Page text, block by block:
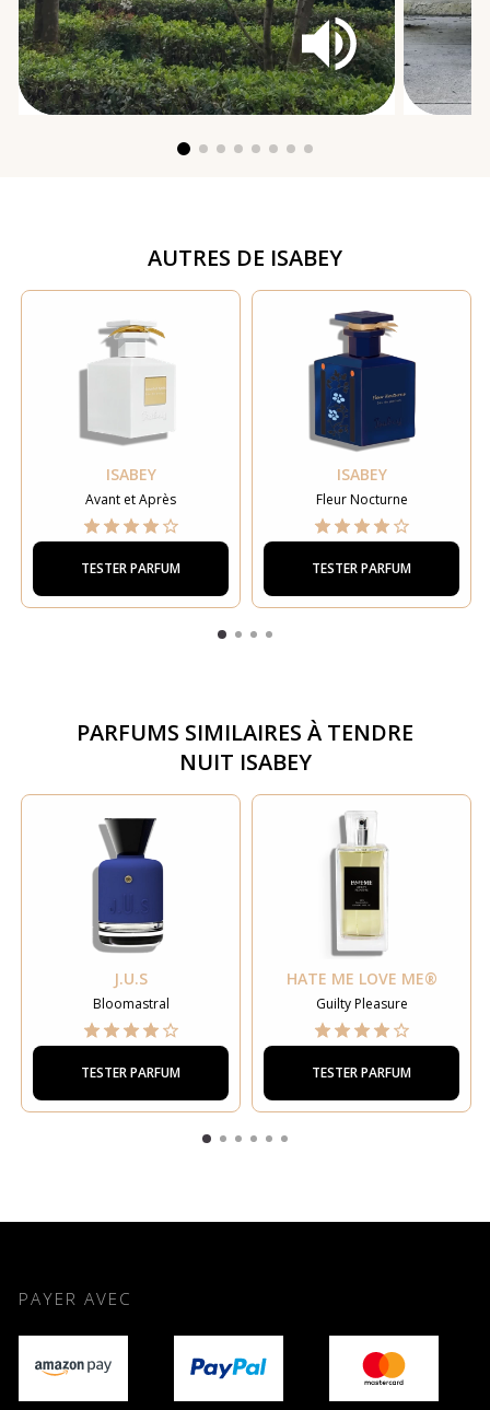
AUTRES DE ISABEY
ISABEY
Avant et Après
TESTER PARFUM
ISABEY
Fleur Nocturne
TESTER PARFUM
PARFUMS SIMILAIRES À TENDRE
NUIT ISABEY
J.U.S
Bloomastral
TESTER PARFUM
HATE ME LOVE ME®
Guilty Pleasure
TESTER PARFUM
PAYER AVEC